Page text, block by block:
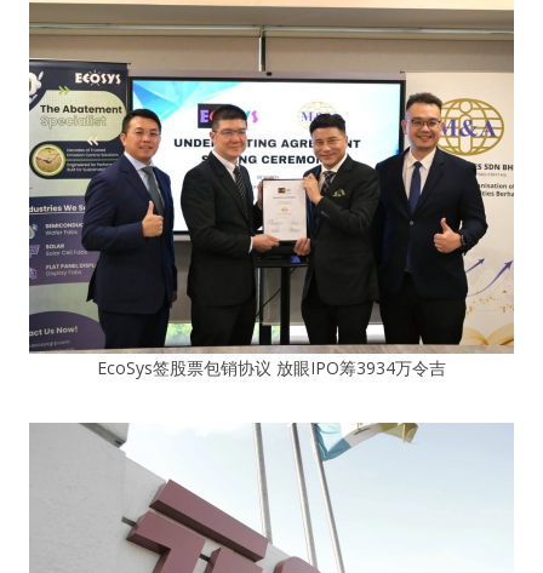
EcoSys签股票包销协议 放眼IPO筹3934万令吉